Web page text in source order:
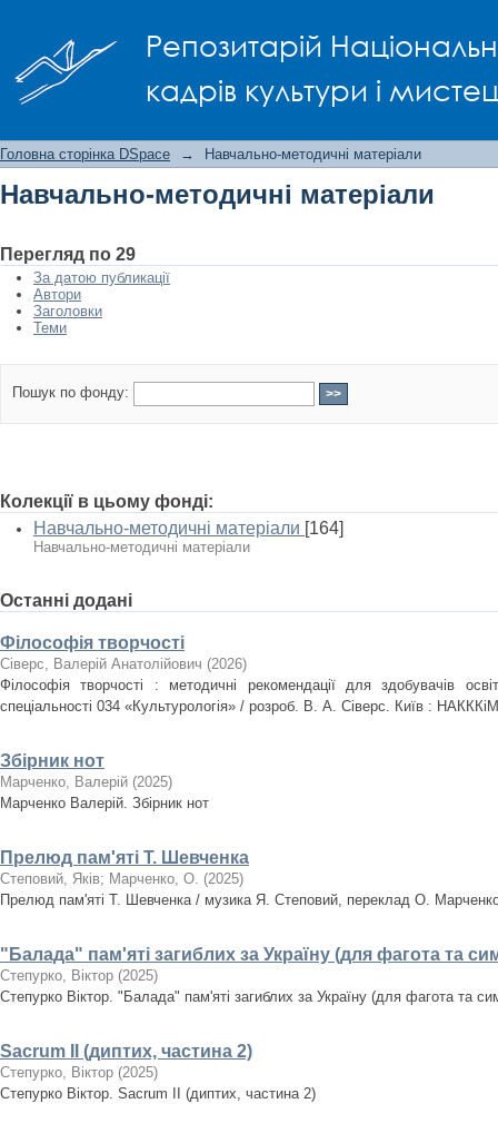
Репозитарій
кадрів культури і
Головна сторінка DSpace → Навчально-методичні матеріали
Навчально-методичні матеріали
Перегляд по 29
За датою публикації
Автори
Заголовки
Теми
Пошук по фонду:
Колекції в цьому фонді:
Навчально-методичні матеріали [164]
Навчально-методичні матеріали
Останні додані
Філософія творчості
Сіверс, Валерій Анатолійович (2026)
Філософія творчості : методичні рекомендації для здобувачів
спеціальності 034 «Культурологія» / розроб. В. А. Сіверс. Київ :
Збірник нот
Марченко, Валерій (2025)
Марченко Валерій. Збірник нот
Прелюд пам'яті Т. Шевченка
Степовий, Яків; Марченко, О. (2025)
Прелюд пам'яті Т. Шевченка / музика Я. Степовий, переклад О.
"Балада" пам'яті загиблих за Україну (для фагота та
Степурко, Віктор (2025)
Степурко Віктор. "Балада" пам'яті загиблих за Україну (для фагота та
Sacrum II (диптих, частина 2)
Степурко, Віктор (2025)
Степурко Віктор. Sacrum ІІ (диптих, частина 2)